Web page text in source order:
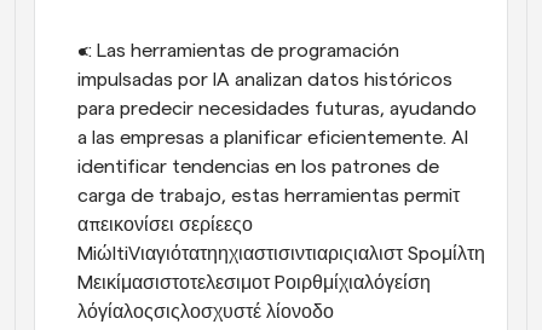
<: Las herramientas de programación
impulsadas por IA analizan datos históricos
para predecir necesidades futuras, ayudando
a las empresas a planificar eficientemente. Al
identificar tendencias en los patrones de
carga de trabajo, estas herramientas permiτ
απεικονίσει σερίεεςο
MiώltiVιαγιότατηηχιαστισιντιαριςιαλιστ Spoμίλτη
Mεικίμασιστοτελεσιμοτ Pοιρθμίχιαλόγείση
λόγίαλοςσιςλοσχυστέ λίονοδο